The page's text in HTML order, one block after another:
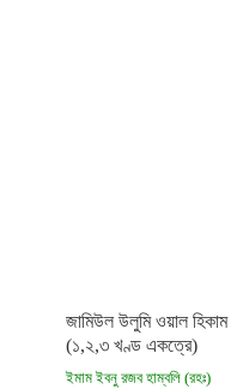
জামিউল উলুমি ওয়াল হিকাম
(১,২,৩ খণ্ড একত্রে)
ইমাম ইবনু রজব হাম্বলি (রহঃ)